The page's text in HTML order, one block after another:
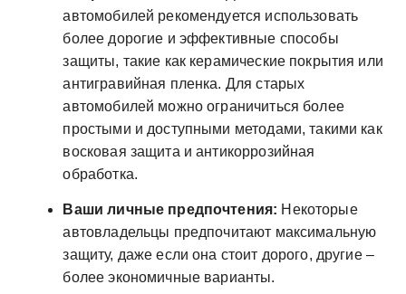
автомобилей рекомендуется использовать
более дорогие и эффективные способы
защиты, такие как керамические покрытия или
антигравийная пленка. Для старых
автомобилей можно ограничиться более
простыми и доступными методами, такими как
восковая защита и антикоррозийная
обработка.
Ваши личные предпочтения: Некоторые
автовладельцы предпочитают максимальную
защиту, даже если она стоит дорого, другие –
более экономичные варианты.